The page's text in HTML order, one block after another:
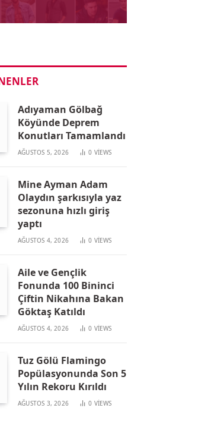
Adıyaman Gölbağ
Köyünde Deprem
Konutları Tamamlandı
AĞUSTOS 5, 2026 0 VIEWS
Mine Ayman Adam
Olaydın şarkısıyla yaz
sezonuna hızlı giriş
yaptı
AĞUSTOS 4, 2026 0 VIEWS
Aile ve Gençlik
Fonunda 100 Bininci
Çiftin Nikahına Bakan
Göktaş Katıldı
AĞUSTOS 4, 2026 0 VIEWS
Tuz Gölü Flamingo
Popülasyonunda Son 5
Yılın Rekoru Kırıldı
AĞUSTOS 3, 2026 0 VIEWS